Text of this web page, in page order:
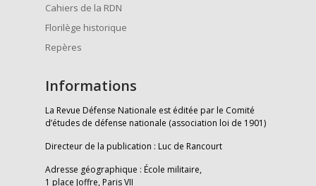
Cahiers de la RDN
Florilège historique
Repères
Informations
La Revue Défense Nationale est éditée par le Comité
d’études de défense nationale (association loi de 1901)
Directeur de la publication : Luc de Rancourt
Adresse géographique : École militaire,
1 place Joffre, Paris VII